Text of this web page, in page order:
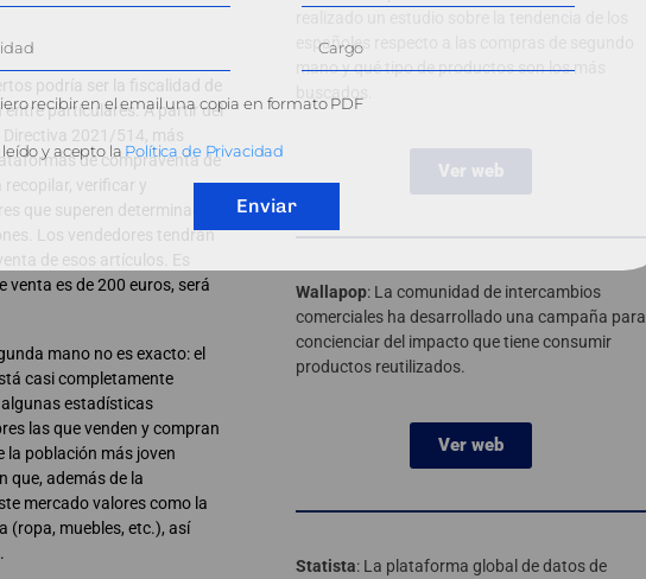
podría ser la fiscalidad de
particulares. A partir del
2021/514, más
de compraventa de
verificar y
que superen determinados
Los vendedores tendrán
de esos artículos. Es
venta es de 200 euros, será
mano no es exacto: el
casi completamente
estadísticas
las que venden y compran
la población más joven
que, además de la
mercado valores como la
(ropa, muebles, etc.), así
españoles respecto a las compras de segundo
mano y qué tipo de productos son los más
Ver web
Wallapop: La comunidad de intercambios
comerciales ha desarrollado una campaña para
concienciar del impacto que tiene consumir
productos reutilizados.
Ver web
Statista: La plataforma global de datos de
recibir en el email una copia en formato PDF
leído y acepto la Política de Privacidad
Enviar